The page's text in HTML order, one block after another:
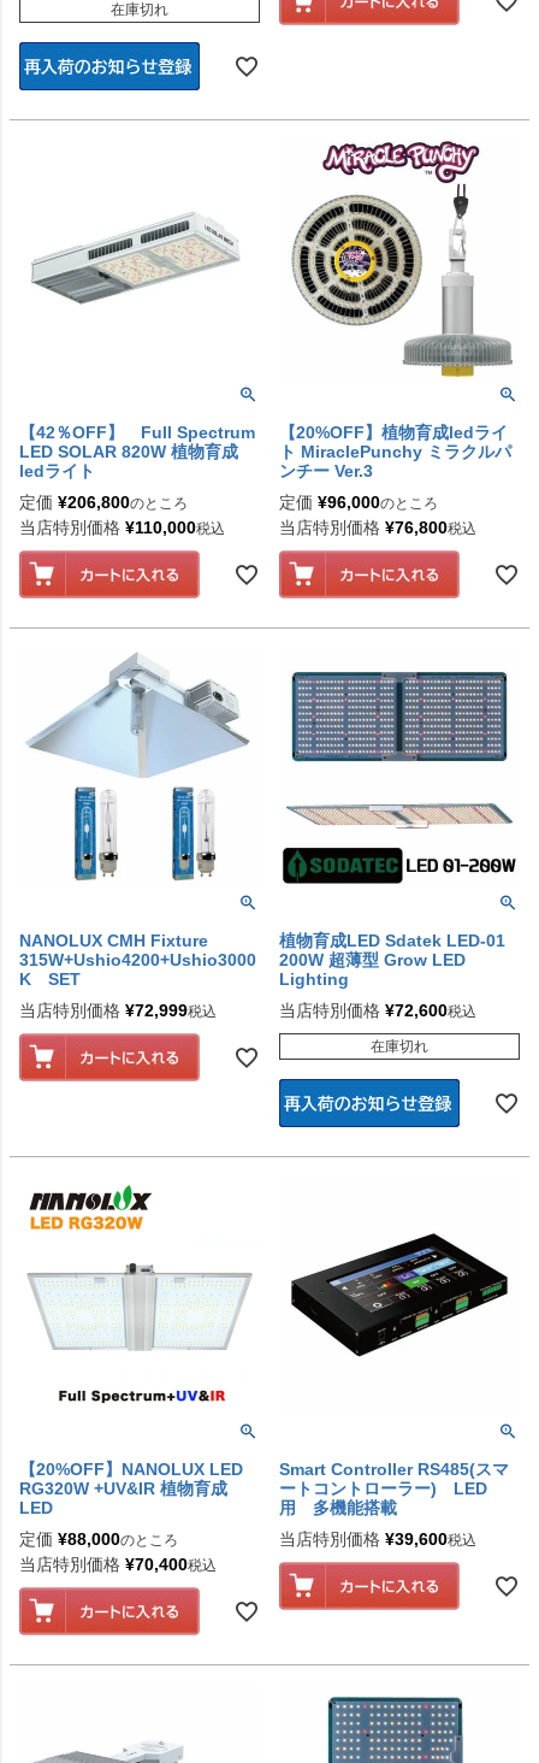
在庫切れ
【42％OFF】 Full Spectrum
LED SOLAR 820W 植物育成
ledライト
定価 ¥206,800のところ
当店特別価格 ¥110,000税込
【20%OFF】植物育成ledライ
ト MiraclePunchy ミラクルパ
ンチー Ver.3
定価 ¥96,000のところ
当店特別価格 ¥76,800税込
NANOLUX CMH Fixture
315W+Ushio4200+Ushio3000
K SET
当店特別価格 ¥72,999税込
植物育成LED Sdatek LED-01
200W 超薄型 Grow LED
Lighting
当店特別価格 ¥72,600税込
在庫切れ
【20%OFF】NANOLUX LED
RG320W +UV&IR 植物育成
LED
定価 ¥88,000のところ
当店特別価格 ¥70,400税込
Smart Controller RS485(スマ
ートコントローラー) LED
用 多機能搭載
当店特別価格 ¥39,600税込